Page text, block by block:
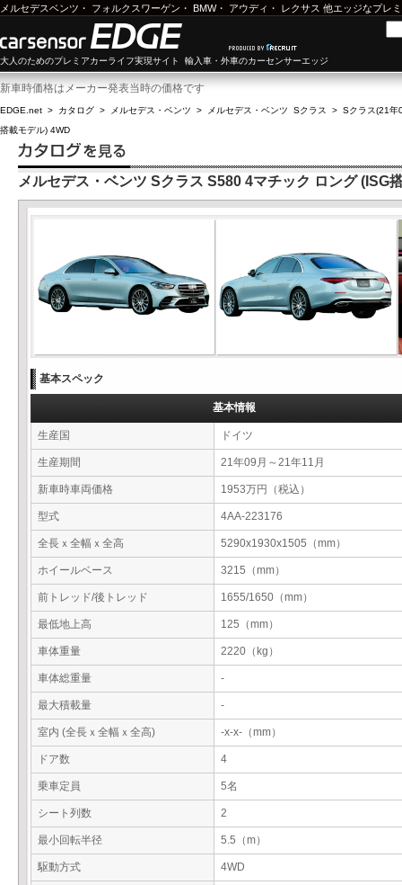
メルセデスベンツ ・ フォルクスワーゲン ・ BMW・ アウディ ・ レクサス 他エッジなプレ
大人のためのプレミアカーライフ実現サイト 輸入車・外車のカーセンサーエッジ
新車時価格はメーカー発表当時の価格です
EDGE.net > カタログ > メルセデス・ベンツ > メルセデス・ベンツ Sクラス > Sクラス(21年
搭載モデル) 4WD
メルセデス・ベンツ Sクラス S580 4マチック ロング (ISG
基本スペック
基本情報
生産国 ドイツ
生産期間 21年09月～21年11月
新車時車両価格 1953万円（税込）
型式 4AA-223176
全長ｘ全幅ｘ全高 5290x1930x1505（mm）
ホイールベース 3215（mm）
前トレッド/後トレッド 1655/1650（mm）
最低地上高 125（mm）
車体重量 2220（kg）
車体総重量 -
最大積載量 -
室内 (全長ｘ全幅ｘ全高) -x-x-（mm）
ドア数 4
乗車定員 5名
シート列数 2
最小回転半径 5.5（m）
駆動方式 4WD